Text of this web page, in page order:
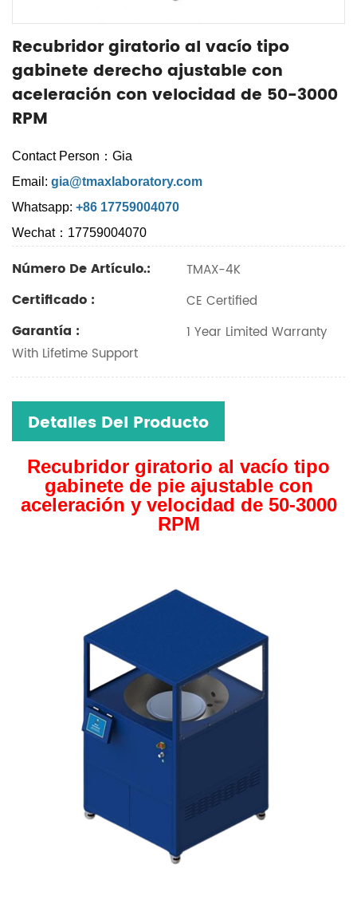
Recubridor giratorio al vacío tipo
gabinete derecho ajustable con
aceleración con velocidad de 50-3000
RPM
Contact Person：Gia
Email: gia@tmaxlaboratory.com
Whatsapp: +86 17759004070
Wechat：17759004070
Número De Artículo.: TMAX-4K
Certificado : CE Certified
Garantía :
1 Year Limited Warranty
With Lifetime Support
Detalles Del Producto
Recubridor giratorio al vacío tipo
gabinete de pie ajustable con
aceleración y velocidad de 50-3000
RPM